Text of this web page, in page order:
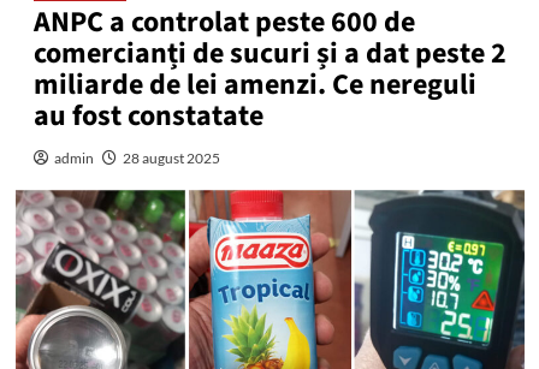
ANPC a controlat peste 600 de
comercianți de sucuri și a dat peste 2
miliarde de lei amenzi. Ce nereguli
au fost constatate
admin 28 august 2025